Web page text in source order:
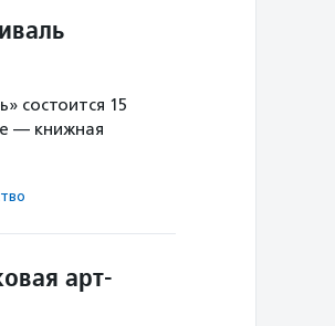
состоится 15
— книжная
арт-